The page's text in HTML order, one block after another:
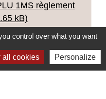
1MS règlement
kB)
control over what you want
all cookies Personalize